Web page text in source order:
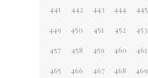
441 442 443 444 445
449 450 451 452 453
457 458 459 460 461
465 466 467 468 469